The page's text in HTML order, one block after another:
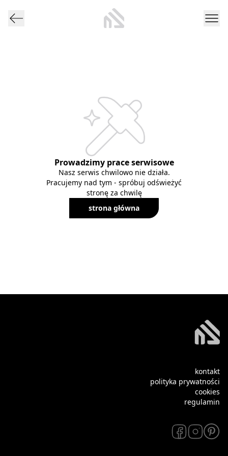
Prowadzimy prace serwisowe
Nasz serwis chwilowo nie działa.
Pracujemy nad tym - spróbuj odświeżyć
stronę za chwilę
strona główna
kontakt
polityka prywatności
cookies
regulamin